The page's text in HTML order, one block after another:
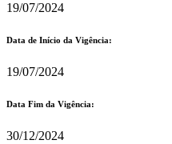
19/07/2024
Data de Início da Vigência:
19/07/2024
Data Fim da Vigência:
30/12/2024